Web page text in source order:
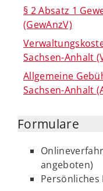
§ 2 Absatz 1
(GewAnzV)
Sachsen-Anhalt
Allgemeine
Sachsen-Anhalt
Formulare
angeboten)